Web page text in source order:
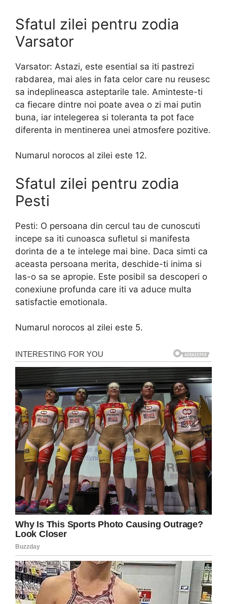
Sfatul zilei pentru zodia
Varsator
Varsator: Astazi, este esential sa iti pastrezi
rabdarea, mai ales in fata celor care nu reusesc
sa indeplineasca asteptarile tale. Aminteste-ti
ca fiecare dintre noi poate avea o zi mai putin
buna, iar intelegerea si toleranta ta pot face
diferenta in mentinerea unei atmosfere pozitive.
Numarul norocos al zilei este 12.
Sfatul zilei pentru zodia
Pesti
Pesti: O persoana din cercul tau de cunoscuti
incepe sa iti cunoasca sufletul si manifesta
dorinta de a te intelege mai bine. Daca simti ca
aceasta persoana merita, deschide-ti inima si
las-o sa se apropie. Este posibil sa descoperi o
conexiune profunda care iti va aduce multa
satisfactie emotionala.
Numarul norocos al zilei este 5.